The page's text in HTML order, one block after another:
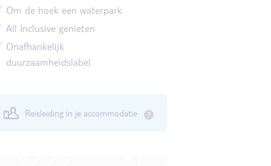
Om de hoek een waterpark
All Inclusive genieten
Onafhankelijk
duurzaamheidslabel
Reisleiding in je accommodatie